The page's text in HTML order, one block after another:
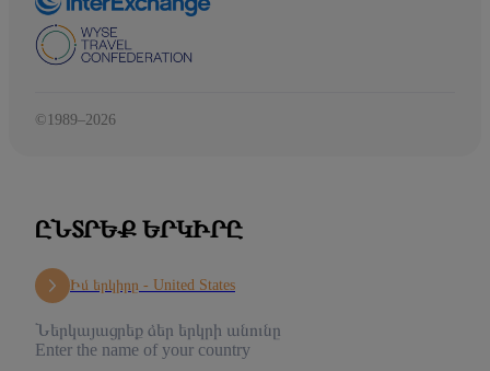
©1989–2026
ԸՆՏՐԵՔ ԵՐԿԻՐԸ
Իմ երկիրը - United States
Ներկայացրեք ձեր երկրի անունը
Enter the name of your country